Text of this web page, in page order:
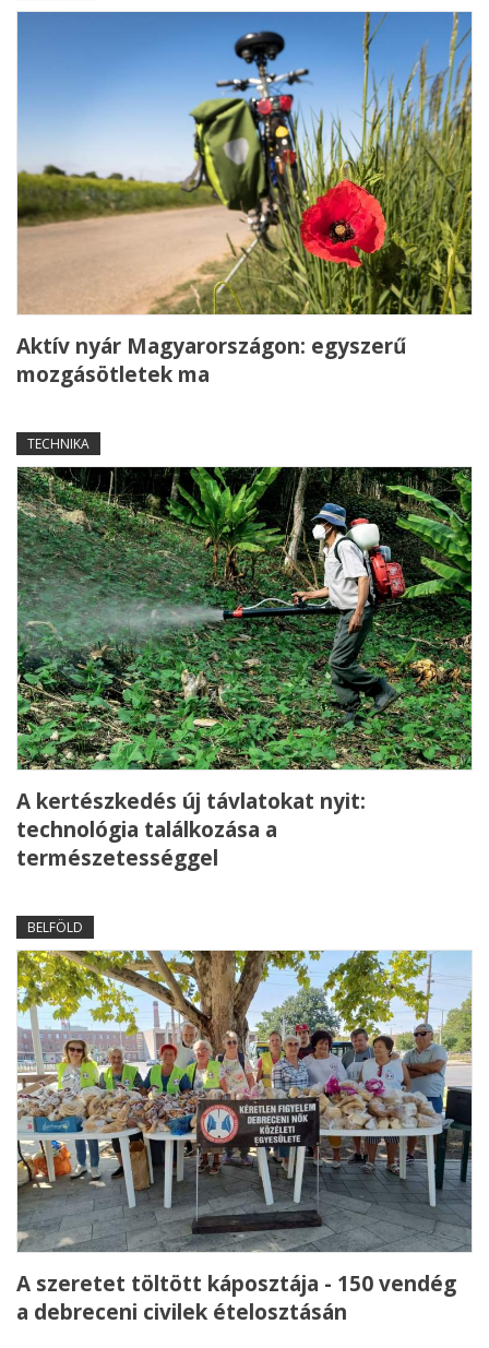
Aktív nyár Magyarországon: egyszerű
mozgásötletek ma
TECHNIKA
A kertészkedés új távlatokat nyit:
technológia találkozása a
természetességgel
BELFÖLD
A szeretet töltött káposztája - 150 vendég
a debreceni civilek ételosztásán